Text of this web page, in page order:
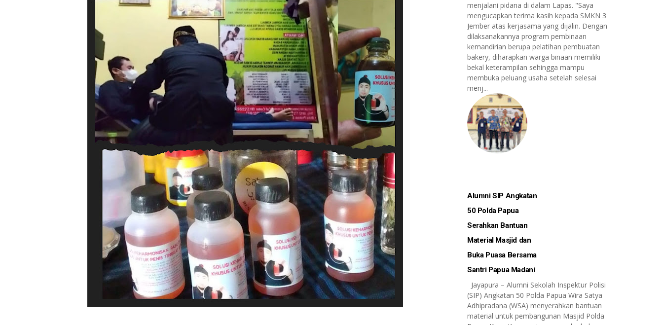
menjalani pidana di dalam Lapas. "Saya
mengucapkan terima kasih kepada SMKN 3
Jember atas kerjasama yang dijalin. Dengan
dilaksanakannya program pembinaan
kemandirian berupa pelatihan pembuatan
bakery, diharapkan warga binaan memiliki
bekal keterampilan sehingga mampu
membuka peluang usaha setelah selesai
menj...
Alumni SIP Angkatan
50 Polda Papua
Serahkan Bantuan
Material Masjid dan
Buka Puasa Bersama
Santri Papua Madani
Jayapura – Alumni Sekolah Inspektur Polisi
(SIP) Angkatan 50 Polda Papua Wira Satya
Adhipradana (WSA) menyerahkan bantuan
material untuk pembangunan Masjid Polda